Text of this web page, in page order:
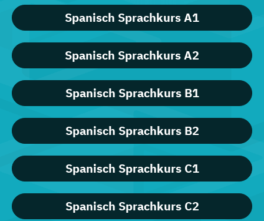
Spanisch Sprachkurs A1
Spanisch Sprachkurs A2
Spanisch Sprachkurs B1
Spanisch Sprachkurs B2
Spanisch Sprachkurs C1
Spanisch Sprachkurs C2